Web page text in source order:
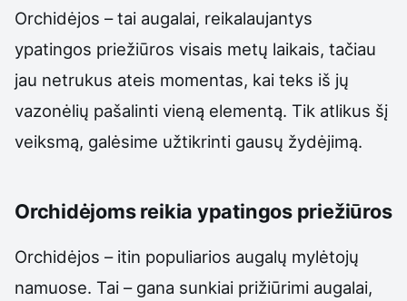
Orchidėjos – tai augalai, reikalaujantys
ypatingos priežiūros visais metų laikais, tačiau
jau netrukus ateis momentas, kai teks iš jų
vazonėlių pašalinti vieną elementą. Tik atlikus šį
veiksmą, galėsime užtikrinti gausų žydėjimą.
Orchidėjoms reikia ypatingos priežiūros
Orchidėjos – itin populiarios augalų mylėtojų
namuose. Tai – gana sunkiai prižiūrimi augalai,